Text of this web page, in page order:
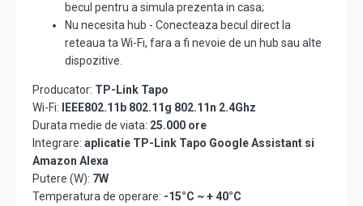
becul pentru a simula prezenta in casa;
Nu necesita hub - Conecteaza becul direct la
reteaua ta Wi-Fi, fara a fi nevoie de un hub sau alte
dispozitive.
Producator: TP-Link Tapo
Wi-Fi:
IEEE802.11b 802.11g 802.11n 2.4Ghz
Durata medie de viata: 25.000 ore
Integrare: aplicatie TP-Link Tapo Google Assistant si
Amazon Alexa
Putere (W): 7W
Temperatura de operare: -15°C ~ + 40°C